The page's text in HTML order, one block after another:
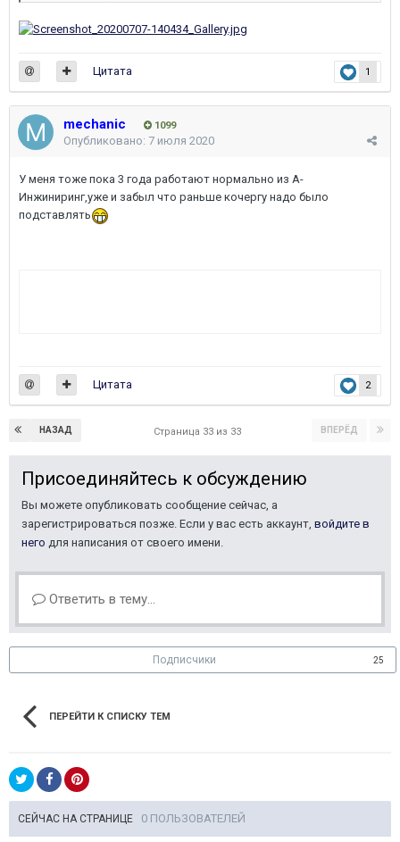
1
Цитата
mechanic 1099
Опубликовано: 7 июля 2020
У меня тоже пока 3 года работают нормально из А-
Инжиниринг,уже и забыл что раньше кочергу надо было
подставлять
2
Цитата
НАЗАД ВПЕРЁД
Страница 33 из 33
Присоединяйтесь к обсуждению
Вы можете опубликовать сообщение сейчас, а
зарегистрироваться позже. Если у вас есть аккаунт, войдите в
него для написания от своего имени.
Ответить в тему...
Подписчики 25
ПЕРЕЙТИ К СПИСКУ ТЕМ
СЕЙЧАС НА СТРАНИЦЕ 0 ПОЛЬЗОВАТЕЛЕЙ